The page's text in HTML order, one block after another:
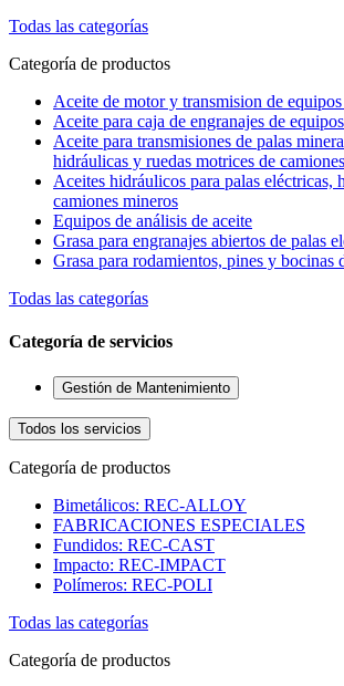
Todas las categorías
Categoría de productos
Aceite de motor y transmision de
Aceite para caja de engranajes de
Aceite para transmisiones de palas
hidráulicas y ruedas motrices de
Aceites hidráulicos para palas eléctricas,
camiones mineros
Equipos de análisis de aceite
Grasa para engranajes abiertos de palas
Grasa para rodamientos, pines y bocinas
Todas las categorías
Categoría de servicios
Gestión de Mantenimiento
Todos los servicios
Categoría de productos
Bimetálicos: REC-ALLOY
FABRICACIONES ESPECIALES
Fundidos: REC-CAST
Impacto: REC-IMPACT
Polímeros: REC-POLI
Todas las categorías
Categoría de productos